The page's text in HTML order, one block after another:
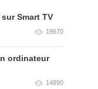
Smart TV
19670
ordinateur
14890